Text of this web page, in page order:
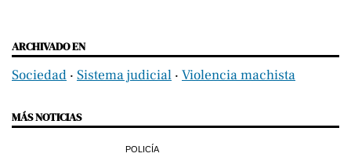
ARCHIVADO EN
Sociedad ‧ Sistema judicial ‧ Violencia machista
MÁS NOTICIAS
POLICÍA